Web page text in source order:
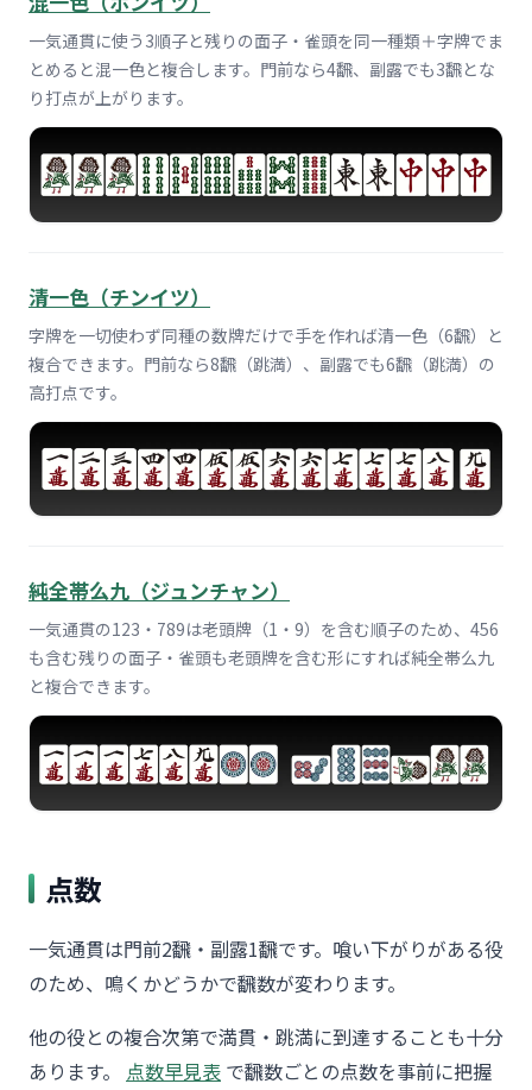
一気通貫に使う3順子と残りの面子・雀頭を同一種類＋字牌でま
とめると混一色と複合します。門前なら4飜、副露でも3飜とな
り打点が上がります。
清一色（チンイツ）
字牌を一切使わず同種の数牌だけで手を作れば清一色（6飜）と
複合できます。門前なら8飜（跳満）、副露でも6飜（跳満）の
高打点です。
純全帯么九（ジュンチャン）
一気通貫の123・789は老頭牌（1・9）を含む順子のため、456
も含む残りの面子・雀頭も老頭牌を含む形にすれば純全帯么九
と複合できます。
点数
一気通貫は門前2飜・副露1飜です。喰い下がりがある役
のため、鳴くかどうかで飜数が変わります。
他の役との複合次第で満貫・跳満に到達することも十分
あります。 点数早見表 で飜数ごとの点数を事前に把握